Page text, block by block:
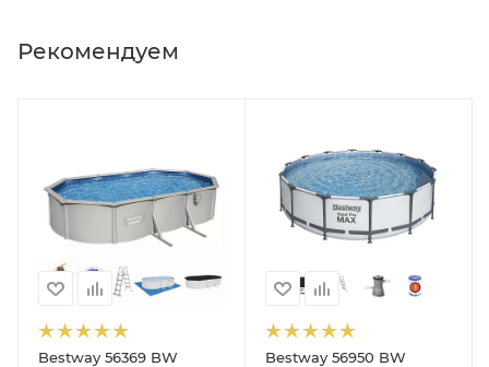
Рекомендуем
Bestway 56369 BW
Bestway 56950 BW